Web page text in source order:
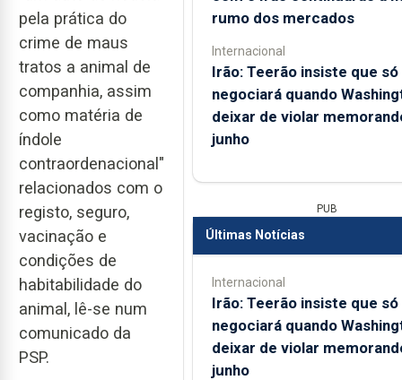
pela prática do
crime de maus
tratos a animal de
companhia, assim
como matéria de
índole
contraordenacional"
relacionados com o
registo, seguro,
vacinação e
condições de
habitabilidade do
animal, lê-se num
comunicado da
PSP.
rumo dos mercados
Internacional
Irão: Teerão insiste que só
negociará quando
deixar de violar
junho
PUB
Últimas Notícias
Internacional
Irão: Teerão insiste que só
negociará quando
deixar de violar
junho